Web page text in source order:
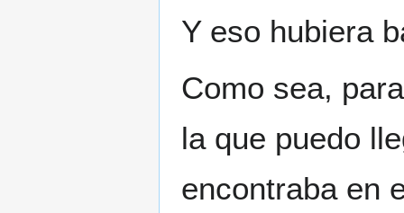
Y eso hubiera
Como sea,
la que puedo
encontraba en